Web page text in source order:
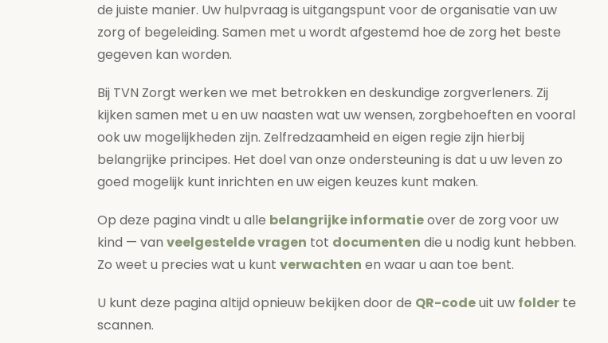
de juiste manier. Uw hulpvraag is uitgangspunt voor de organisatie van uw
zorg of begeleiding. Samen met u wordt afgestemd hoe de zorg het beste
gegeven kan worden.
Bij TVN Zorgt werken we met betrokken en deskundige zorgverleners. Zij
kijken samen met u en uw naasten wat uw wensen, zorgbehoeften en vooral
ook uw mogelijkheden zijn. Zelfredzaamheid en eigen regie zijn hierbij
belangrijke principes. Het doel van onze ondersteuning is dat u uw leven zo
goed mogelijk kunt inrichten en uw eigen keuzes kunt maken.
Op deze pagina vindt u alle belangrijke informatieover de zorg voor uw
kind — van veelgestelde vragen tot documenten die u nodig kunt hebben.
Zo weet u precies wat u kunt verwachten en waar u aan toe bent.
U kunt deze pagina altijd opnieuw bekijken door de QR-codeuit uw folder te
scannen.